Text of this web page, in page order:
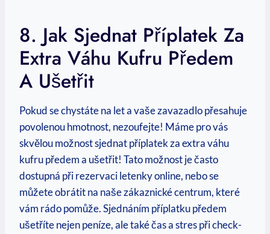
8. Jak Sjednat Příplatek Za
Extra Váhu Kufru Předem
A Ušetřit
Pokud se chystáte na let a vaše zavazadlo přesahuje
povolenou hmotnost, nezoufejte! Máme pro vás
skvělou možnost sjednat příplatek za extra váhu
kufru předem a ušetřit! Tato možnost je často
dostupná při rezervaci letenky online, nebo se
můžete obrátit na naše zákaznické centrum, které
vám rádo pomůže. Sjednáním příplatku předem
ušetříte nejen peníze, ale také čas a stres při check-